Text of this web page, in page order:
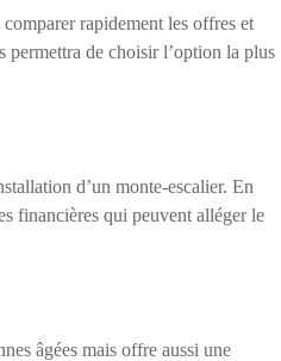
rapidement les offres et
permettra de choisir l’option la plus
d’un monte-escalier. En
financières qui peuvent alléger le
âgées mais offre aussi une